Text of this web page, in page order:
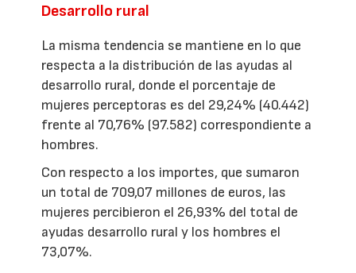
Desarrollo rural
La misma tendencia se mantiene en lo que
respecta a la distribución de las ayudas al
desarrollo rural, donde el porcentaje de
mujeres perceptoras es del 29,24% (40.442)
frente al 70,76% (97.582) correspondiente a
hombres.
Con respecto a los importes, que sumaron
un total de 709,07 millones de euros, las
mujeres percibieron el 26,93% del total de
ayudas desarrollo rural y los hombres el
73,07%.